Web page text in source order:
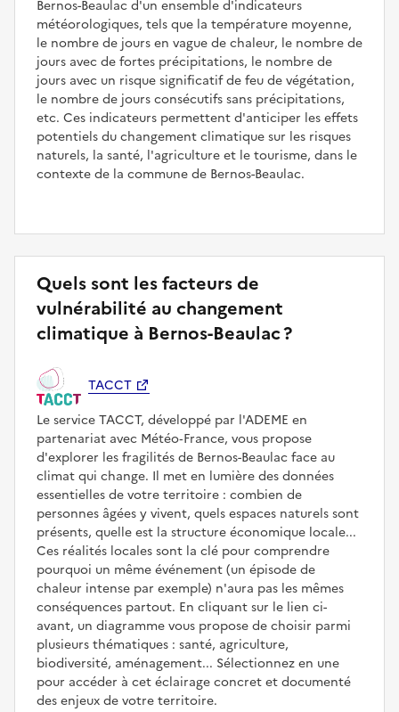
Bernos-Beaulac d'un ensemble d'indicateurs
météorologiques, tels que la température moyenne,
le nombre de jours en vague de chaleur, le nombre de
jours avec de fortes précipitations, le nombre de
jours avec un risque significatif de feu de végétation,
le nombre de jours consécutifs sans précipitations,
etc. Ces indicateurs permettent d'anticiper les effets
potentiels du changement climatique sur les risques
naturels, la santé, l'agriculture et le tourisme, dans le
contexte de la commune de Bernos-Beaulac.
Quels sont les facteurs de
vulnérabilité au changement
climatique à Bernos-Beaulac ?
TACCT
Le service TACCT, développé par l'ADEME en
partenariat avec Météo‑France, vous propose
d'explorer les fragilités de Bernos-Beaulac face au
climat qui change. Il met en lumière des données
essentielles de votre territoire : combien de
personnes âgées y vivent, quels espaces naturels sont
présents, quelle est la structure économique locale...
Ces réalités locales sont la clé pour comprendre
pourquoi un même événement (un épisode de
chaleur intense par exemple) n'aura pas les mêmes
conséquences partout. En cliquant sur le lien ci-
avant, un diagramme vous propose de choisir parmi
plusieurs thématiques : santé, agriculture,
biodiversité, aménagement... Sélectionnez en une
pour accéder à cet éclairage concret et documenté
des enjeux de votre territoire.